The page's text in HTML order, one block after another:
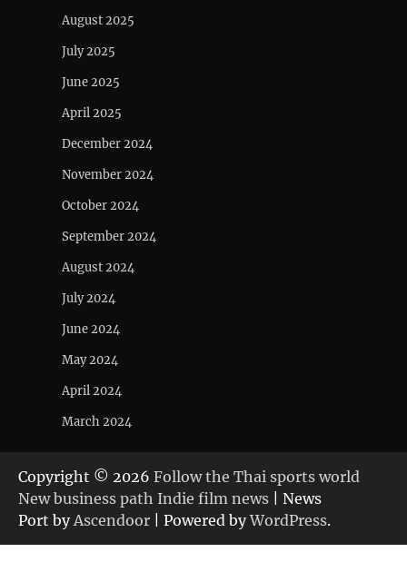
August 2025
July 2025
June 2025
April 2025
December 2024
November 2024
October 2024
September 2024
August 2024
July 2024
June 2024
May 2024
April 2024
March 2024
Copyright © 2026 Follow the Thai sports world
New business path Indie film news | News
Port byAscendoor | Powered byWordPress.